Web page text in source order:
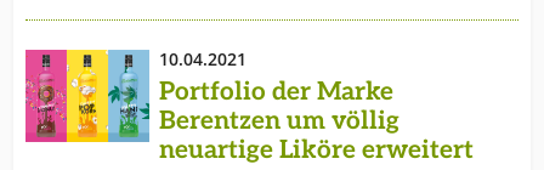
10.04.2021
Portfolio der Marke
Berentzen um völlig
neuartige Liköre erweitert